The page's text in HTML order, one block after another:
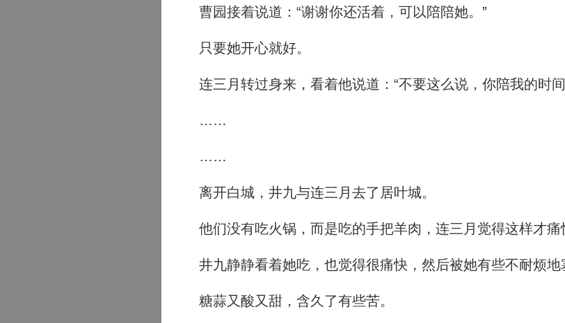
曹园接着说道：“谢谢你还活着，可以陪陪她。”
只要她开心就好。
连三月转过身来，看着他说道：“不要这么说，你陪我的时
……
……
离开白城，井九与连三月去了居叶城。
他们没有吃火锅，而是吃的手把羊肉，连三月觉得这样才痛
井九静静看着她吃，也觉得很痛快，然后被她有些不耐烦地
糖蒜又酸又甜，含久了有些苦。